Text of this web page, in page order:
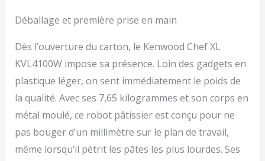
BOL DE 6,7 L : Votre
grand bol est lavable au
contenir la quantité de
pâte souhaitée RÈGLEZ
VOTRE VITESSE :
Molette pratique pour
augmenter ou diminuer
lentement la vitesse
D'OUTILS INCLUS :
Déballage et première prise en main
Dès l’ouverture du carton, le Kenwood Chef XL
KVL4100W impose sa présence. Loin des gadgets en
plastique léger, on sent immédiatement le poids de
la qualité. Avec ses 7,65 kilogrammes et son corps en
métal moulé, ce robot pâtissier est conçu pour ne
pas bouger d’un millimètre sur le plan de travail,
même lorsqu’il pétrit les pâtes les plus lourdes. Ses